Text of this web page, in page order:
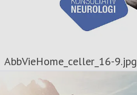
AbbVieHome_celler_16-9.jpg